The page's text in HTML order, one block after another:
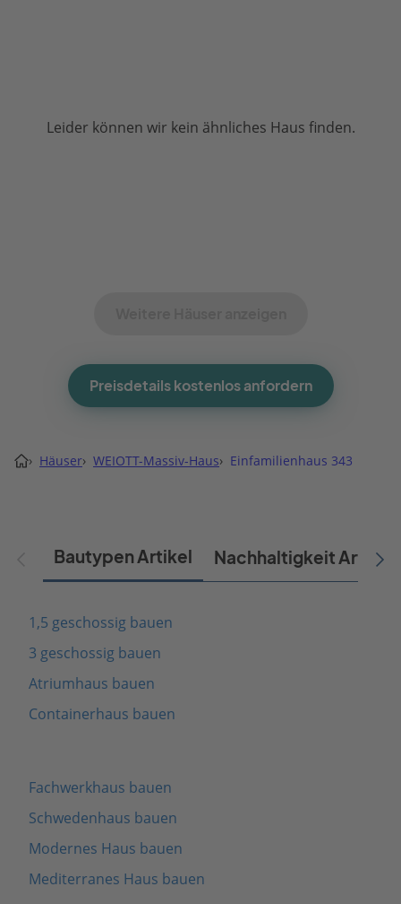
Leider können wir kein ähnliches Haus finden.
Preisdetails kostenlos anfordern
› Häuser› WEIOTT-Massiv-Haus› Einfamilienhaus 343
Bautypen Artikel Nachhaltigkeit Artikel
1,5 geschossig bauen
3 geschossig bauen
Atriumhaus bauen
Containerhaus bauen
Fachwerkhaus bauen
Schwedenhaus bauen
Modernes Haus bauen
Mediterranes Haus bauen